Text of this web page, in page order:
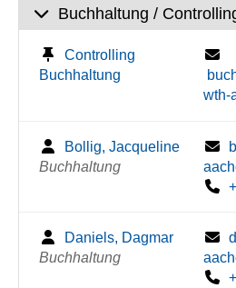
Buchhaltung /
Controlling
Buchhaltung
wth-
Bollig, Jacqueline
Buchhaltung
Daniels, Dagmar
Buchhaltung